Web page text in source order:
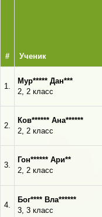
# Ученик
1.
Мур***** Дан***
2, 2 класс
2.
Ков****** Ана******
2, 2 класс
3.
Гон****** Ари**
2, 2 класс
4.
Бог**** Вла******
3, 3 класс